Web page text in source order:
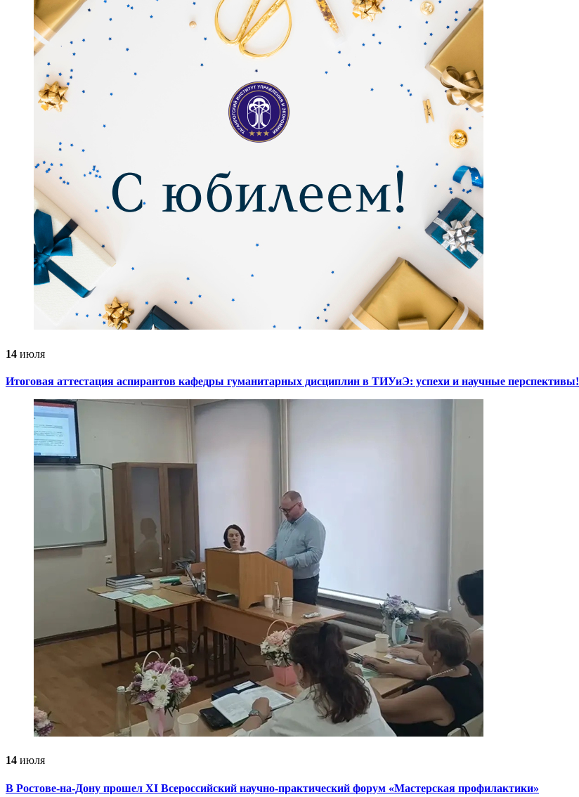
14 июля
Итоговая аттестация аспирантов кафедры гуманитарных дисциплин в ТИУиЭ: успехи и научные перспективы!
14 июля
В Ростове-на-Дону прошел ХI Всероссийский научно-практический форум «Мастерская профилактики»